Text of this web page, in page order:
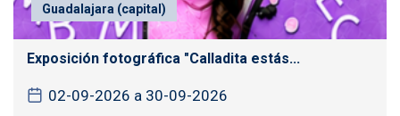
Guadalajara (capital)
Exposición fotográfica "Calladita estás...
02-09-2026 a 30-09-2026